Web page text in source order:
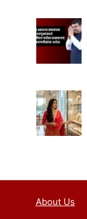
About Us